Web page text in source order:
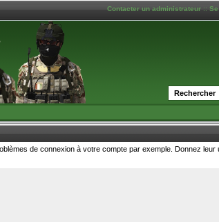
Contacter un administrateur::
de connexion à votre compte par exemple. Donnez leur